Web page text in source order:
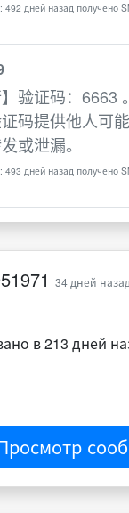
492 дней назад получено
】验证码：6663
码提供他人可
或泄漏。
493 дней назад получено
34 дней
в 213 дней